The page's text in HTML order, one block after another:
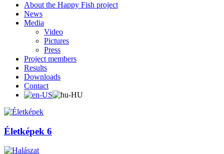
About the Happy Fish project
News
Media
Video
Pictures
Press
Project members
Results
Downloads
Contact
Életképek 6